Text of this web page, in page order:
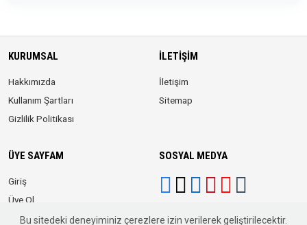
KURUMSAL
Hakkımızda
Kullanım Şartları
Gizlilik Politikası
İLETIŞIM
İletişim
Sitemap
ÜYE SAYFAM
Giriş
Üye Ol
SOSYAL MEDYA
Bu sitedeki deneyiminiz çerezlere izin verilerek geliştirilecektir.